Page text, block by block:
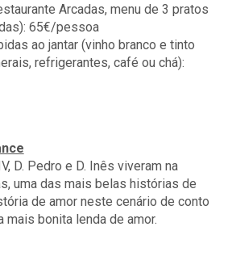
Arcadas, menu de 3 pratos
65€/pessoa
ao jantar (vinho branco e tinto
refrigerantes, café ou chá):
D. Pedro e D. Inês viveram na
uma das mais belas histórias de
de amor neste cenário de conto
mais bonita lenda de amor.